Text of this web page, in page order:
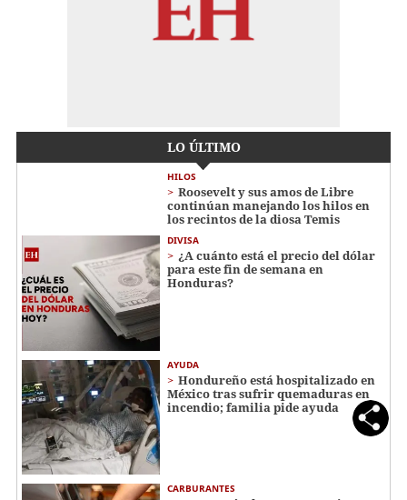
LO ÚLTIMO
HILOS
Roosevelt y sus amos de Libre
continúan manejando los hilos en
los recintos de la diosa Temis
DIVISA
¿A cuánto está el precio del dólar
para este fin de semana en
Honduras?
AYUDA
Hondureño está hospitalizado en
México tras sufrir quemaduras en
incendio; familia pide ayuda
CARBURANTES